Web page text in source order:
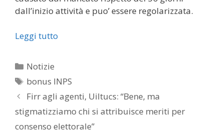
dall’inizio attività e puo’ essere regolarizzata.
Leggi tutto
Categorie
Notizie
Tag
bonus INPS
Firr agli agenti, Uiltucs: “Bene, ma
stigmatizziamo chi si attribuisce meriti per
consenso elettorale”